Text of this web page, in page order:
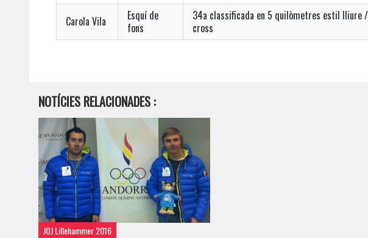
Carola Vila
Esquí de
fons
34a classificada en 5 quilòmetres estil
cross
NOTÍCIES RELACIONADES :
JOJ Lillehammer 2016